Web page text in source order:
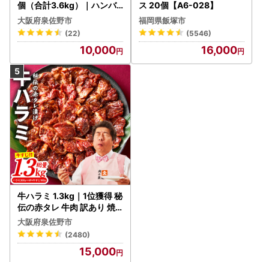
個（合計3.6kg）｜ハンバ
ーグ 訳あり 黒毛和牛×なに
わポーク
大阪府泉佐野市
(22)
10,000
ス 20個【A6-028】
福岡県飯塚市
(5546)
16,000
牛ハラミ 1.3kg｜1位獲得 秘
伝の赤タレ 牛肉 訳あり 焼
肉 BBQ
大阪府泉佐野市
(2480)
15,000